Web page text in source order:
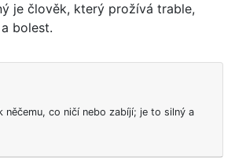
je člověk, který prožívá trable,
bolest.
něčemu, co ničí nebo zabíjí; je to silný a